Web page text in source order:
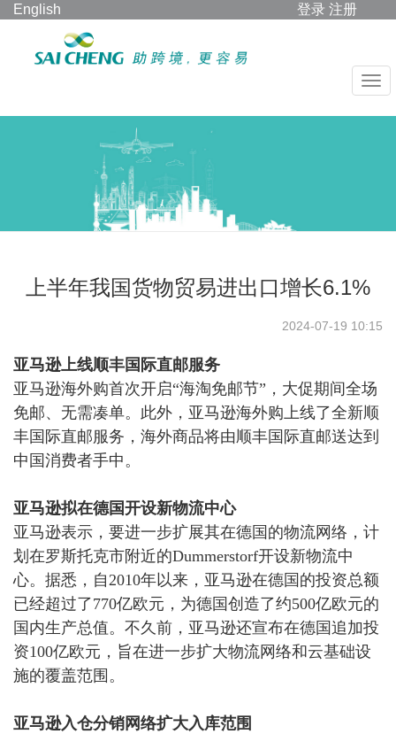
English 登录 注册
上半年我国货物贸易进出口增长6.1%
2024-07-19 10:15
亚马逊上线顺丰国际直邮服务
亚马逊海外购首次开启“海淘免邮节”，大促期间全场
免邮、无需凑单。此外， 亚马逊海外购上线了全新顺
丰国际直邮服务，海外商品将由顺丰国际直邮送达到
中国消费者手中。
亚马逊拟在德国开设新物流中心
亚马逊表示， 要进一步扩展其在德国的物流网络，计
划在罗斯托克市附近的Dummerstorf开设新物流中
心。 据悉，自2010年以来，亚马逊在德国的投资总额
已经超过了770亿欧元，为德国创造了约500亿欧元的
国内生产总值。不久前，亚马逊还宣布在德国追加投
资100亿欧元，旨在进一步扩大物流网络和云基础设
施的覆盖范围。
亚马逊入仓分销网络扩大入库范围